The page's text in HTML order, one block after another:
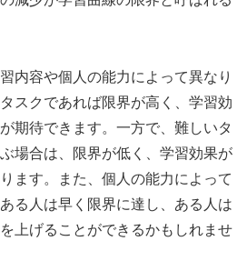
内容や個人の能力によって異なり
スクであれば限界が高く、学習効
期待できます。一方で、難しいタ
場合は、限界が低く、学習効果が
ます。また、個人の能力によって
る人は早く限界に達し、ある人は
上げることができるかもしれませ